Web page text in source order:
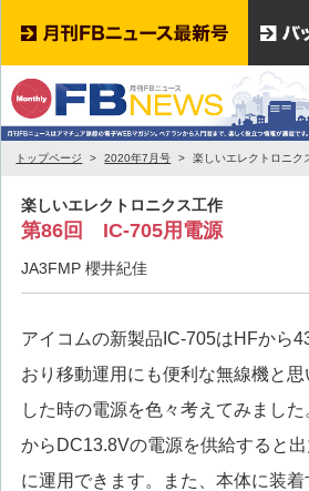
トップページ 2020年7月号 楽しいエレクトロニ
楽しいエレクトロニクス工作
第86回 IC-705用電源
JA3FMP 櫻井紀佳
アイコムの新製品IC-705はHFから
おり移動運用にも便利な無線機と
した時の電源を色々考えてみまし
からDC13.8Vの電源を供給すると
に運用できます。また、本体に装